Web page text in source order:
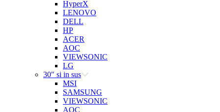
HyperX
LENOVO
DELL
HP
ACER
AOC
VIEWSONIC
LG
30" si in sus
MSI
SAMSUNG
VIEWSONIC
AOC